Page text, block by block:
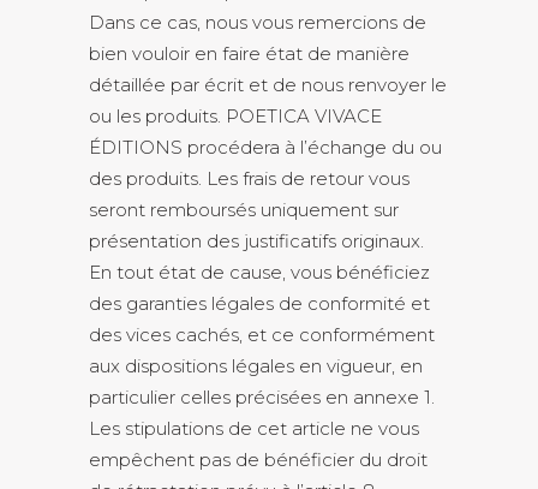
Dans ce cas, nous vous remercions de
bien vouloir en faire état de manière
détaillée par écrit et de nous renvoyer le
ou les produits. POETICA VIVACE
ÉDITIONS procédera à l’échange du ou
des produits. Les frais de retour vous
seront remboursés uniquement sur
présentation des justificatifs originaux.
En tout état de cause, vous bénéficiez
des garanties légales de conformité et
des vices cachés, et ce conformément
aux dispositions légales en vigueur, en
particulier celles précisées en annexe 1.
Les stipulations de cet article ne vous
empêchent pas de bénéficier du droit